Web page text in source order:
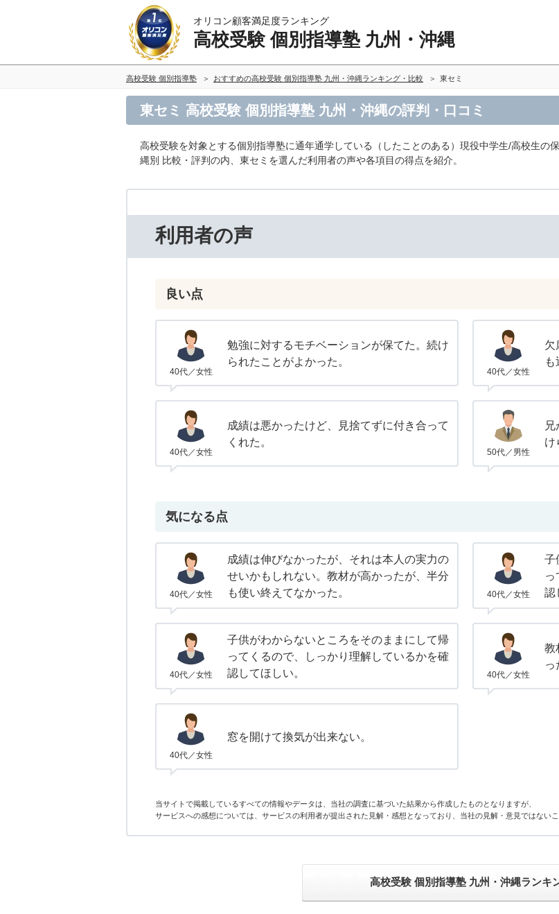
オリコン顧客満足度ランキング
高校受験 個別指導塾 九州・沖縄
高校受験 個別指導塾 おすすめの高校受験 個別指導塾 九州・沖縄ランキング・比較 東セミ
東セミ 高校受験 個別指導塾 九州・沖縄の評判・口コミ
高校受験を対象とする個別指導塾に通年通学している（したことのある）現役中学生/高校生の
縄別 比較・評判の内、東セミを選んだ利用者の声や各項目の得点を紹介。
利用者の声
良い点
40代／女性
勉強に対するモチベーションが保てた。続け
られたことがよかった。
40代／女性
欠
も
40代／女性
成績は悪かったけど、見捨てずに付き合って
くれた。
50代／男性
け
気になる点
40代／女性
成績は伸びなかったが、それは本人の実力の
せいかもしれない。教材が高かったが、半分
も使い終えてなかった。
40代／女性
子
っ
認
40代／女性
子供がわからないところをそのままにして帰
ってくるので、しっかり理解しているかを確
認してほしい。
40代／女性
教
っ
40代／女性
窓を開けて換気が出来ない。
当サイトで掲載しているすべての情報やデータは、当社の調査に基づいた結果から作成したものとなりますが、
サービスへの感想については、サービスの利用者が提出された見解・感想となっており、当社の見解・意見ではない
高校受験 個別指導塾 九州・沖縄ランキ